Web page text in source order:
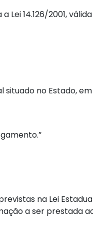
14.126/2001,
no Estado,
na Lei
a ser prestada